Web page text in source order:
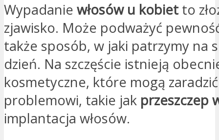
Wypadanie włosów u kobietto
zjawisko. Może podważyć
także sposób, w jaki patrzymy na
dzień. Na szczęście istnieją
kosmetyczne, które mogą
problemowi, takie jak przeszczep
implantacja włosów.